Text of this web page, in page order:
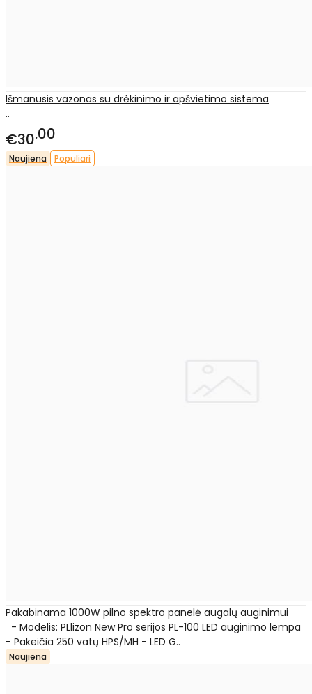
Išmanusis vazonas su drėkinimo ir apšvietimo sistema
..
€30 00
Naujiena Populiari
Pakabinama 1000W pilno spektro panelė augalų auginimui
- Modelis: PLlizon New Pro serijos PL-100 LED auginimo lempa
- Pakeičia 250 vatų HPS/MH - LED G..
Naujiena